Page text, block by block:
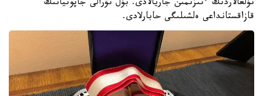
تۇلعالاردىڭ ءتىزىمىن جاريالادى. بۇل تۋرالى جاپونيانىڭ
قازاقستانداعى ەلشىلىگى حابارلادى.